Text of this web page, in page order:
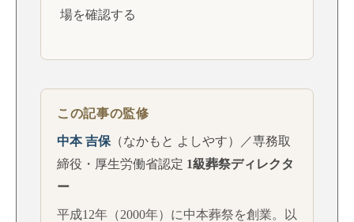
場を確認する
この記事の監修
中本 吉保 （なかもと よしやす）／専務取
締役・厚生労働省認定 1級葬祭ディレクタ
ー
平成12年（2000年）に中本葬祭を創業。以